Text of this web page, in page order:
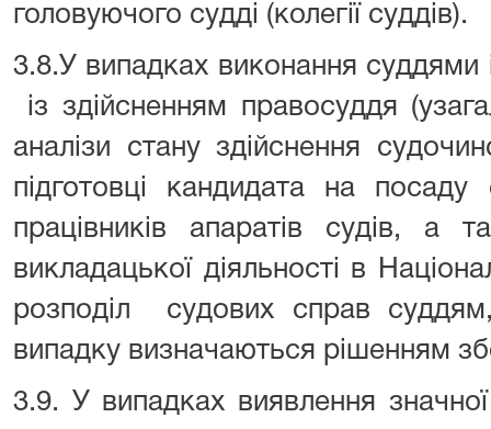
головуючого судді (колегії суддів).
3.8.У випадках виконання суддями
із здійсненням правосуддя
аналізи стану здійснення
підготовці кандидата на посаду
працівників апаратів судів, а
викладацької діяльності в
розподіл судових справ
випадку визначаються рішенням
3.9. У випадках виявлення